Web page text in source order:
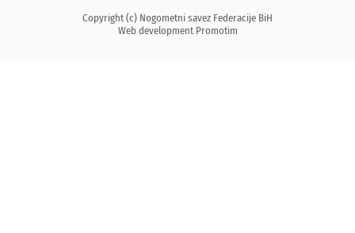
Copyright (c) Nogometni savez Federacije BiH
Web development Promotim